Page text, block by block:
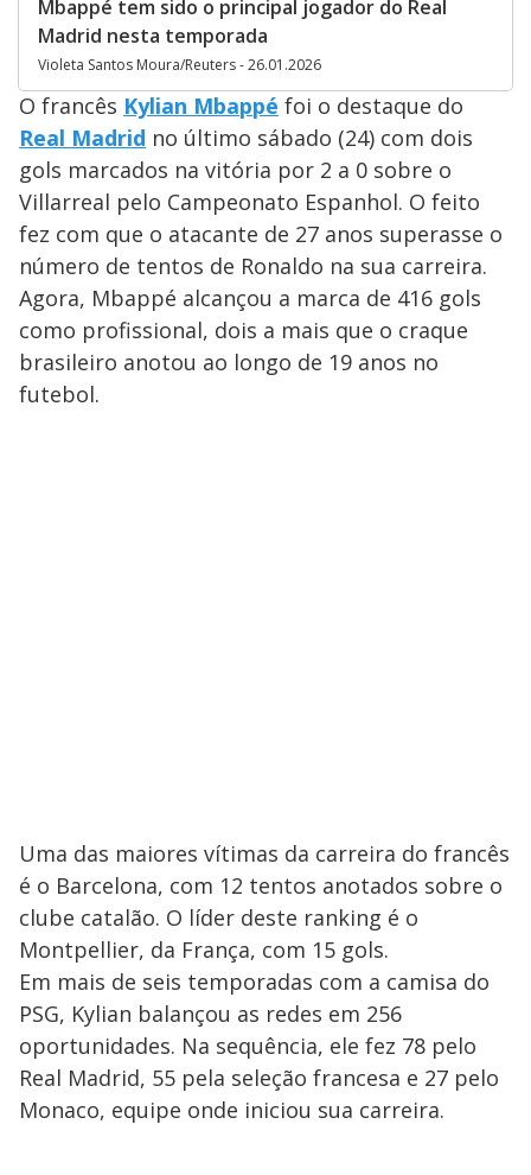
Mbappé tem sido o principal jogador do Real
Madrid nesta temporada
Violeta Santos Moura/Reuters - 26.01.2026
O francês Kylian Mbappé foi o destaque do
Real Madrid no último sábado (24) com dois
gols marcados na vitória por 2 a 0 sobre o
Villarreal pelo Campeonato Espanhol. O feito
fez com que o atacante de 27 anos superasse o
número de tentos de Ronaldo na sua carreira.
Agora, Mbappé alcançou a marca de 416 gols
como profissional, dois a mais que o craque
brasileiro anotou ao longo de 19 anos no
futebol.
Uma das maiores vítimas da carreira do francês
é o Barcelona, com 12 tentos anotados sobre o
clube catalão. O líder deste ranking é o
Montpellier, da França, com 15 gols.
Em mais de seis temporadas com a camisa do
PSG, Kylian balançou as redes em 256
oportunidades. Na sequência, ele fez 78 pelo
Real Madrid, 55 pela seleção francesa e 27 pelo
Monaco, equipe onde iniciou sua carreira.